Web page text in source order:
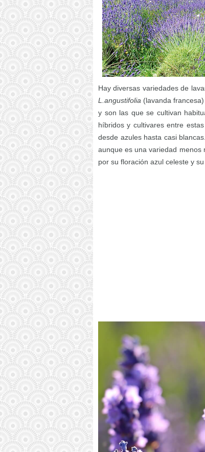
Hay diversas variedades de
L.angustifolia (lavanda francesa)
y son las que se cultivan
híbridos y cultivares entre
desde azules hasta casi
aunque es una variedad menos
por su floración azul celeste y